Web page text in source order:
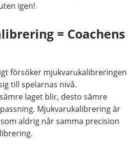
igen!
= Coachens
försöker mjukvarukalibreringen
till spelarnas nivå.
laget blir, desto sämre
Mjukvarukalibrering är
aldrig når samma precision